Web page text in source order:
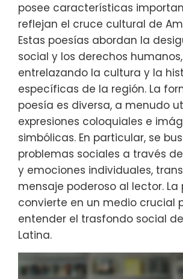
posee características
reflejan el cruce cultural de
Estas poesías abordan la
social y los derechos humanos,
entrelazando la cultura y la
específicas de la región. La
poesía es diversa, a menudo
expresiones coloquiales e
simbólicas. En particular, se
problemas sociales a través
y emociones individuales,
mensaje poderoso al lector. La
convierte en un medio crucial
entender el trasfondo social
Latina.